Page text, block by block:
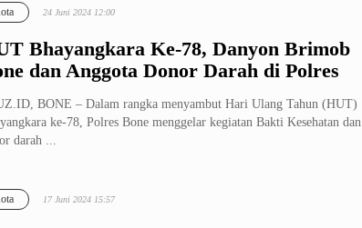
Bhayangkara Ke-78, Danyon Brimob
dan Anggota Donor Darah di Polres
24 Juni 2024 12:00
BONE – Dalam rangka menyambut Hari Ulang Tahun (HUT)
ke-78, Polres Bone menggelar kegiatan Bakti Kesehatan dan
darah ...
17 Juni 2024 15:57